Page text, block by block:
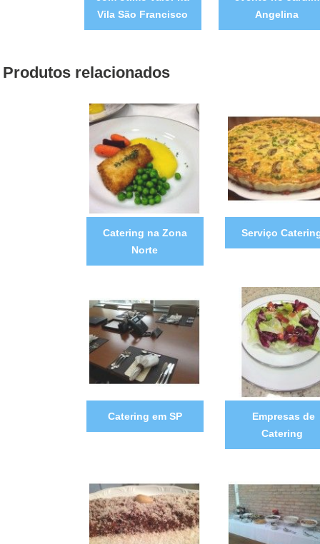
Vila São Francisco
Angelina
Produtos relacionados
Catering na Zona
Norte
Serviço
Catering em SP
Empresas de
Catering